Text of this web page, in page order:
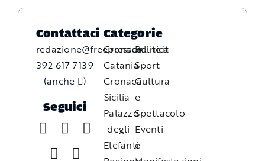
Contattaci
redazione@freepressonline.it
392 617 7139
(anche
)
Seguici
Categorie
Cronaca
Catania
Cronaca
Sicilia
Palazzo
degli
Elefanti
Politica
Sport
Cultura
e
Spettacolo
Eventi
e